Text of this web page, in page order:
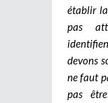
établir
pas
devons
ne faut
pas